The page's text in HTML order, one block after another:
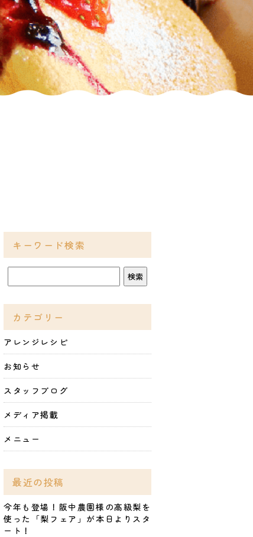
キーワード検索
カテゴリー
アレンジレシピ
お知らせ
スタッフブログ
メディア掲載
メニュー
最近の投稿
今年も登場！阪中農園様の高級梨を
使った「梨フェア」が本日よりスタ
ート！